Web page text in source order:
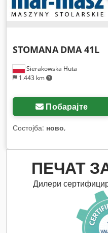
Sierakowska Huta
1.443 km
STOMANA DMA 41L
Побарајте
Состојба: ново,
ПЕЧАТ
Дилери